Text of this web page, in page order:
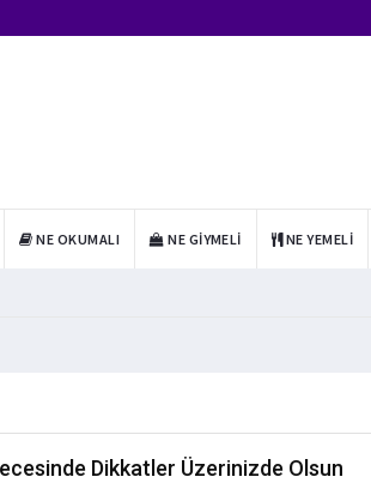
NE OKUMALI NE GIYMELI NE YEMELI
Dikkatler Üzerinizde Olsun